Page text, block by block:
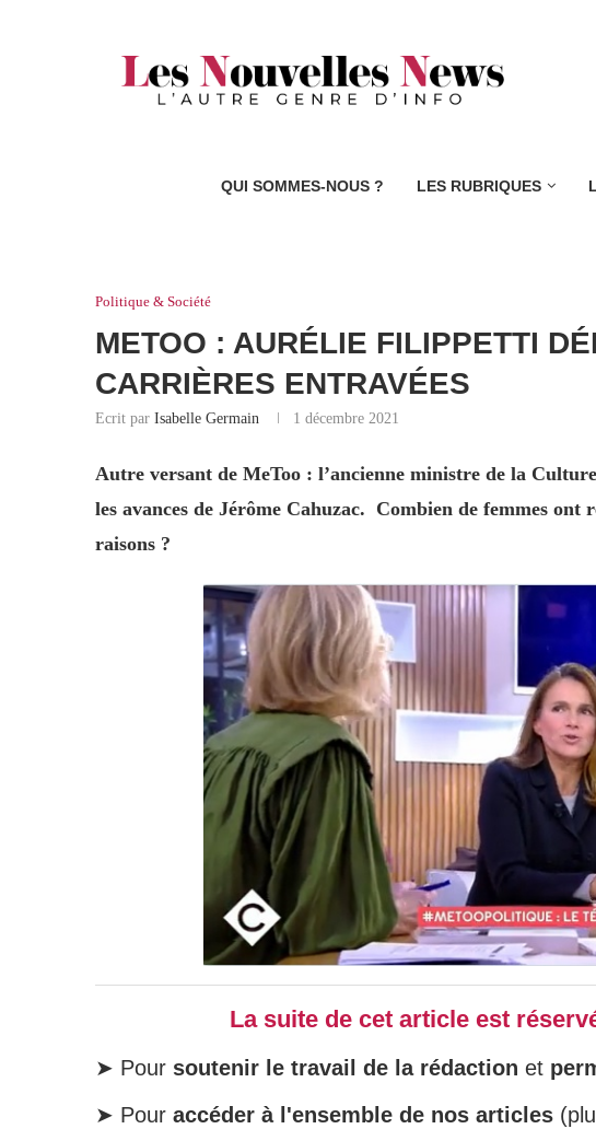
QUI SOMMES-NOUS ? LES RUBRIQUES
Politique & Société
METOO : AURÉLIE FILIPPETTI
CARRIÈRES ENTRAVÉES
Ecrit par Isabelle Germain 1 décembre 2021
Autre versant de MeToo : l’ancienne ministre de la
les avances de Jérôme Cahuzac. Combien de femmes ont
raisons ?
La suite de cet article est
➤ Pour soutenir le travail de la rédaction et
➤ Pour accéder à l'ensemble de nos articles